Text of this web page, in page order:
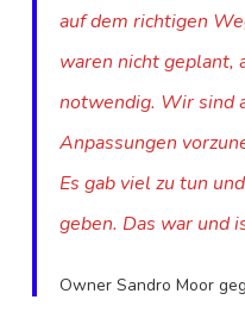
auf dem richtigen
waren nicht geplant,
notwendig. Wir sind
Anpassungen
Es gab viel zu tun
geben. Das war und
Owner Sandro Moor